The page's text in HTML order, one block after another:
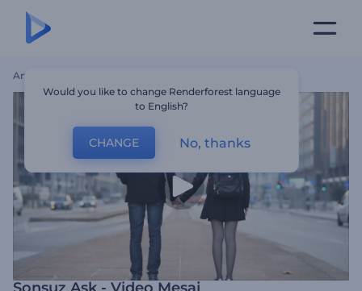
Ana Sayfa
Would you like to change Renderforest language
to English?
CHANGE No, thanks